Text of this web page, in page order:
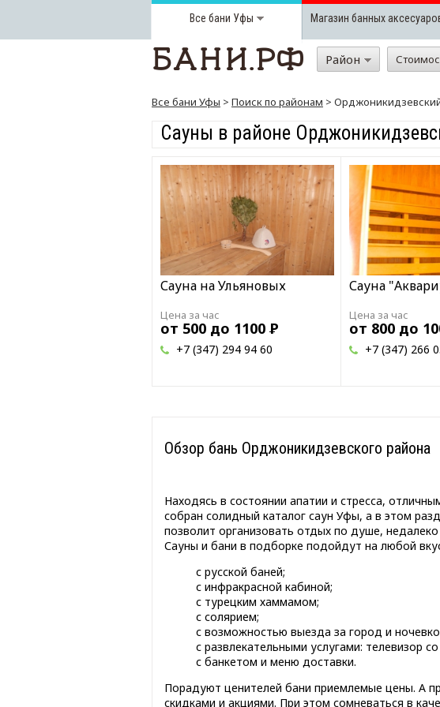
Все бани Уфы Магазин банных
Район
Все бани Уфы > Поиск по районам >
Сауны в районе
Сауна на Ульяновых
Цена за час
от 500 до 1100 Р
+7 (347) 294 94 60
Сауна
Цена за час
от 800 до
+7 (347) 266
Обзор бань Орджоникидзевского района
Находясь в состоянии апатии и стресса,
собран солидный каталог саун Уфы, а в этом
позволит организовать отдых по душе,
Сауны и бани в подборке подойдут на любой
с русской баней;
с инфракрасной кабиной;
с турецким хаммамом;
с солярием;
с возможностью выезда за город и
с развлекательными услугами: телевизор
с банкетом и меню доставки.
Порадуют ценителей бани приемлемые цены. А
скидками и акциями. При этом сомневаться в